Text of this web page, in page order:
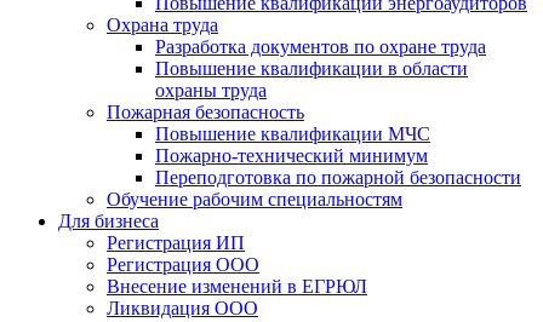
Охрана труда
Разработка документов по охране труда
Повышение квалификации в области
охраны труда
Пожарная безопасность
Повышение квалификации МЧС
Пожарно-технический минимум
Переподготовка по пожарной безопасности
Обучение рабочим специальностям
Для бизнеса
Регистрация ИП
Регистрация ООО
Внесение изменений в ЕГРЮЛ
Ликвидация ООО